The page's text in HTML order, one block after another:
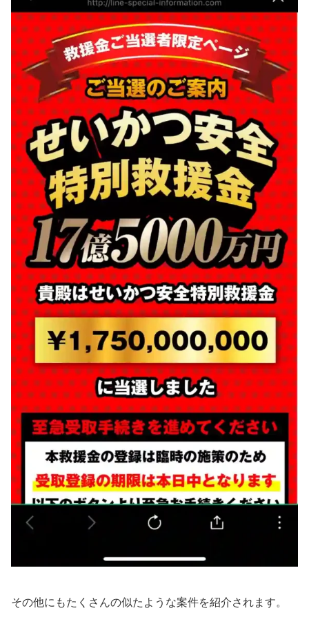
その他にもたくさんの似たような案件を紹介されます。